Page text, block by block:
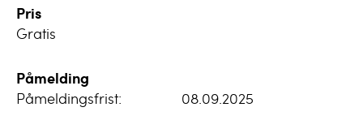
Pris
Gratis
Påmelding
Påmeldingsfrist:
08.09.2025